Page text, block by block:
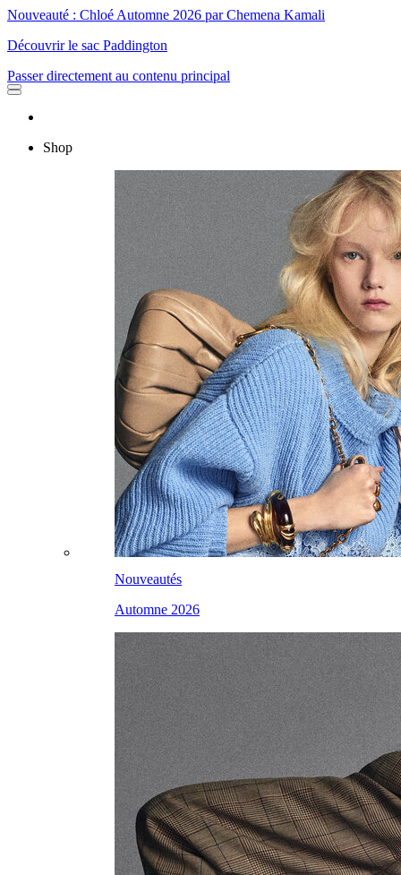
Nouveauté : Chloé Automne 2026 par Chemena Kamali
Découvrir le sac Paddington
Passer directement au contenu principal
Shop
Nouveautés
Automne 2026